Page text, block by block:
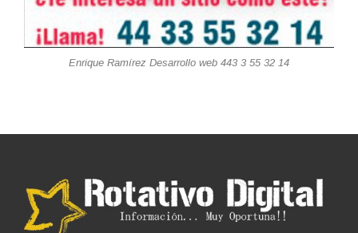
Enrique Ramírez Desarrollo web 443 3 55 32 14